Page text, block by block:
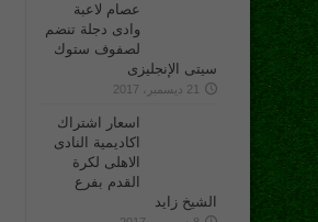
عصام لاعبة
وادى دجلة تنضم
لصفوف ستوك
سيتى الإنجليزى
21 ديسمبر، 2017
اسعار اشتراك
اكاديمية النادى
الاهلى لكرة
القدم بفرع
الشيخ زايد